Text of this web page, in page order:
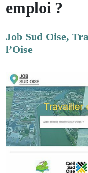
emploi ?
Job Sud Oise,
l’Oise